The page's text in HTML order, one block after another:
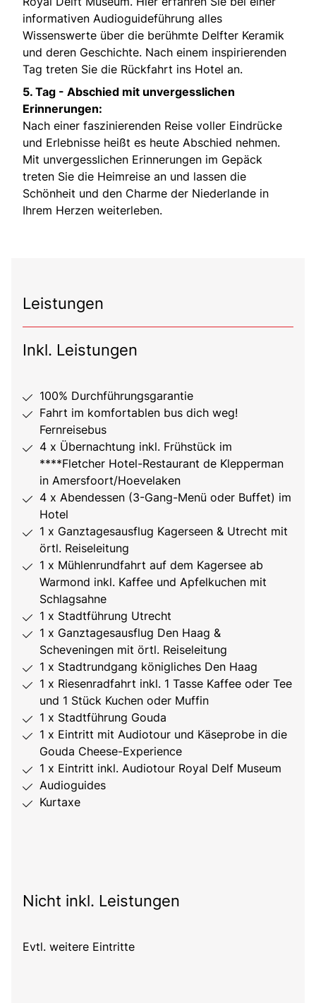
informativen Audioguideführung alles
Wissenswerte über die berühmte Delfter Keramik
und deren Geschichte. Nach einem inspirierenden
Tag treten Sie die Rückfahrt ins Hotel an.
5. Tag - Abschied mit unvergesslichen
Erinnerungen:
Nach einer faszinierenden Reise voller Eindrücke
und Erlebnisse heißt es heute Abschied nehmen.
Mit unvergesslichen Erinnerungen im Gepäck
treten Sie die Heimreise an und lassen die
Schönheit und den Charme der Niederlande in
Ihrem Herzen weiterleben.
Leistungen
Inkl. Leistungen
100% Durchführungsgarantie
Fahrt im komfortablen bus dich weg!
Fernreisebus
4 x Übernachtung inkl. Frühstück im
****Fletcher Hotel-Restaurant de Klepperman
in Amersfoort/Hoevelaken
4 x Abendessen (3-Gang-Menü oder Buffet) im
Hotel
1 x Ganztagesausflug Kagerseen & Utrecht mit
örtl. Reiseleitung
1 x Mühlenrundfahrt auf dem Kagersee ab
Warmond inkl. Kaffee und Apfelkuchen mit
Schlagsahne
1 x Stadtführung Utrecht
1 x Ganztagesausflug Den Haag &
Scheveningen mit örtl. Reiseleitung
1 x Stadtrundgang königliches Den Haag
1 x Riesenradfahrt inkl. 1 Tasse Kaffee oder Tee
und 1 Stück Kuchen oder Muffin
1 x Stadtführung Gouda
1 x Eintritt mit Audiotour und Käseprobe in die
Gouda Cheese-Experience
1 x Eintritt inkl. Audiotour Royal Delf Museum
Audioguides
Kurtaxe
Nicht inkl. Leistungen
Evtl. weitere Eintritte